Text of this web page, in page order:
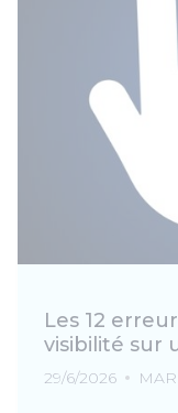
Les 12
visibilité sur
29/6/2026